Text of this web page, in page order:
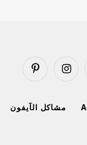
الانستغرامبينتيريست
مشاكل الآيفون